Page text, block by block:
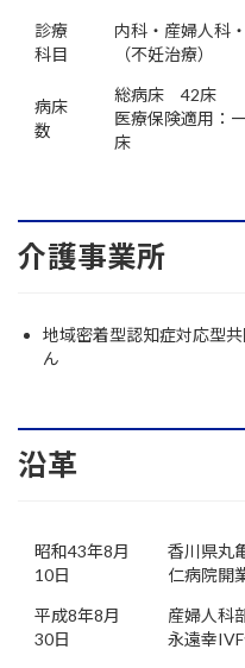
診療
科目
内科・産婦人科
（不妊治療）
病床
数
総病床 42床
医療保険適用：
介護事業所
地域密着型認知症対応型
ん
沿革
昭和43年8月
10日
香川県丸
仁病院開
平成8年8月
30日
産婦人科
永遠幸